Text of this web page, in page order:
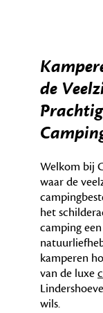
de
Welkom bij
waar de
het
camping
kamperen
van de luxe
wils.